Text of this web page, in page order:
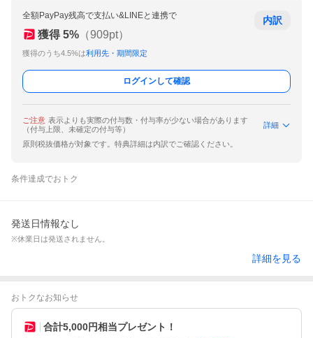
全額PayPay残高で支払い&LINEと連携で
獲得 5% （909pt）
獲得のうち4.5%は利用先・期間限定
内訳
ログインして確認
ご注意 表示よりも実際の付与数・付与率が少ない場合があります
（付与上限、未確定の付与等）
詳細
原則税抜価格が対象です。特典詳細は内訳でご確認ください。
条件達成でおトク
発送日情報なし
※休業日は発送されません。
詳細を見る
おトクなお知らせ
合計5,000円相当プレゼント！